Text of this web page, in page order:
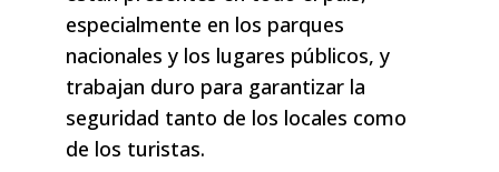
especialmente en los parques
nacionales y los lugares públicos, y
trabajan duro para garantizar la
seguridad tanto de los locales como
de los turistas.